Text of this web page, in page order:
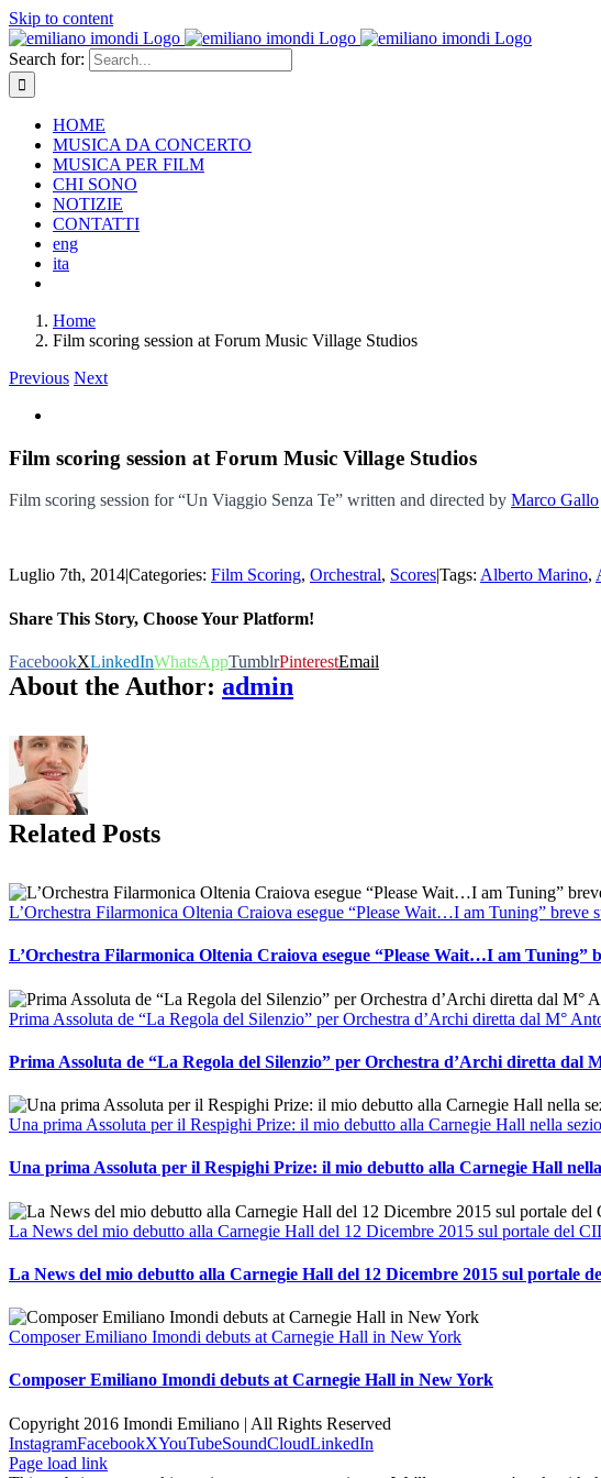
Skip to content
Search for:
HOME
MUSICA DA CONCERTO
MUSICA PER FILM
CHI SONO
NOTIZIE
CONTATTI
eng
ita
Home
Film scoring session at Forum Music Village Studios
Previous Next
Film scoring session at Forum Music Village Studios
Film scoring session for “Un Viaggio Senza Te” written and directed by Marco Gallo
Luglio 7th, 2014|Categories: Film Scoring, Orchestral, Scores|Tags: Alberto Marino,
Share This Story, Choose Your Platform!
FacebookXLinkedInWhatsAppTumblrPinterestEmail
About the Author: admin
Related Posts
L’Orchestra Filarmonica Oltenia Craiova esegue “Please Wait…I am Tuning” breve
L’Orchestra Filarmonica Oltenia Craiova esegue “Please Wait…I am Tuning”
Prima Assoluta de “La Regola del Silenzio” per Orchestra d’Archi diretta dal M°
Prima Assoluta de “La Regola del Silenzio” per Orchestra d’Archi diretta dal
Una prima Assoluta per il Respighi Prize: il mio debutto alla Carnegie Hall nella
Una prima Assoluta per il Respighi Prize: il mio debutto alla Carnegie Hall
La News del mio debutto alla Carnegie Hall del 12 Dicembre 2015 sul portale del
La News del mio debutto alla Carnegie Hall del 12 Dicembre 2015 sul portale
Composer Emiliano Imondi debuts at Carnegie Hall in New York
Composer Emiliano Imondi debuts at Carnegie Hall in New York
Copyright 2016 Imondi Emiliano | All Rights Reserved
InstagramFacebookXYouTubeSoundCloudLinkedIn
Page load link